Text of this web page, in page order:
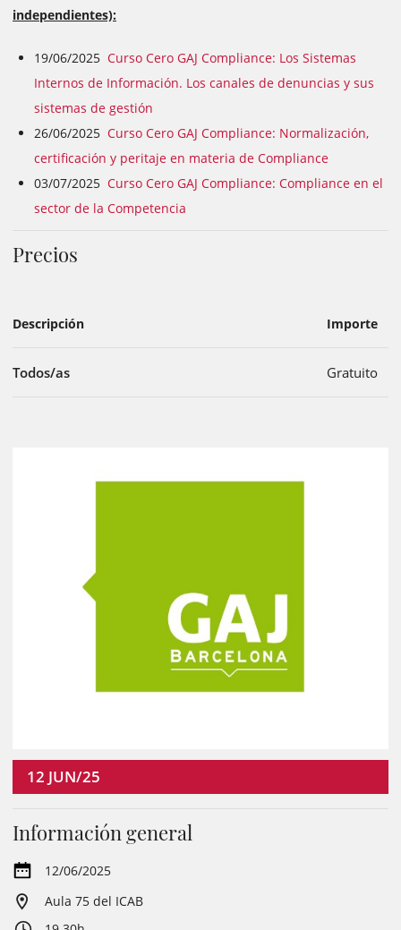
independientes):
19/06/2025 Curso Cero GAJ Compliance: Los Sistemas
Internos de Información. Los canales de denuncias y sus
sistemas de gestión
26/06/2025 Curso Cero GAJ Compliance: Normalización,
certificación y peritaje en materia de Compliance
03/07/2025 Curso Cero GAJ Compliance: Compliance en el
sector de la Competencia
Precios
Descripción Importe
Todos/as Gratuito
12 JUN/25
Información general
12/06/2025
Aula 75 del ICAB